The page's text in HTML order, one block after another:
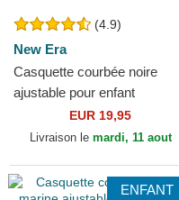
(4.9)
New Era
Casquette courbée noire
ajustable pour enfant
9FORTY Essential New York
Yankees MLB New Era
EUR 19,95
Livraison le mardi, 11 aout
ENFANT